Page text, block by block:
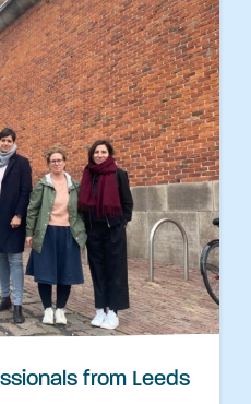
from Leeds